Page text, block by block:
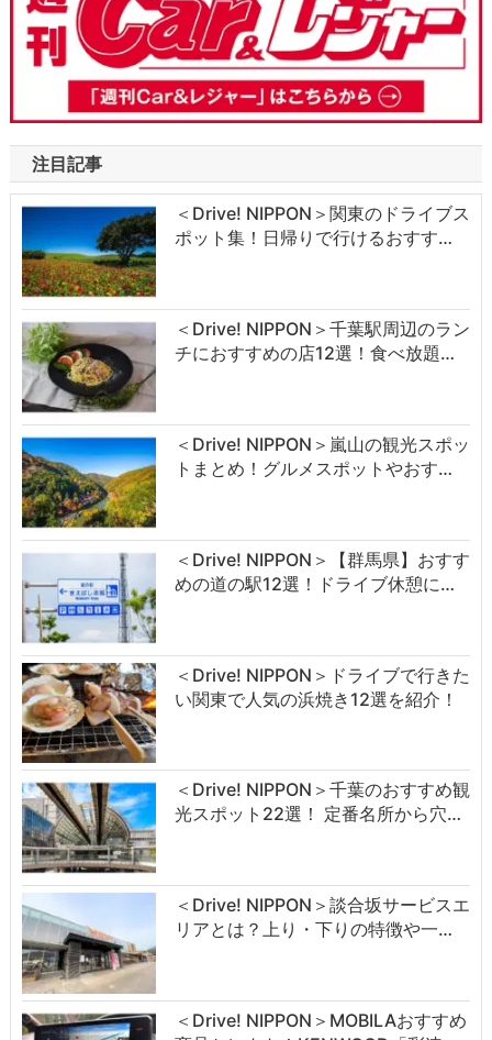
注目記事
＜Drive! NIPPON＞関東のドライブス
ポット集！日帰りで行けるおすす…
＜Drive! NIPPON＞千葉駅周辺のラン
チにおすすめの店12選！食べ放題…
＜Drive! NIPPON＞嵐山の観光スポッ
トまとめ！グルメスポットやおす…
＜Drive! NIPPON＞【群馬県】おすす
めの道の駅12選！ドライブ休憩に…
＜Drive! NIPPON＞ドライブで行きた
い関東で人気の浜焼き12選を紹介！
＜Drive! NIPPON＞千葉のおすすめ観
光スポット22選！ 定番名所から穴…
＜Drive! NIPPON＞談合坂サービスエ
リアとは？上り・下りの特徴や一…
＜Drive! NIPPON＞MOBILAおすすめ